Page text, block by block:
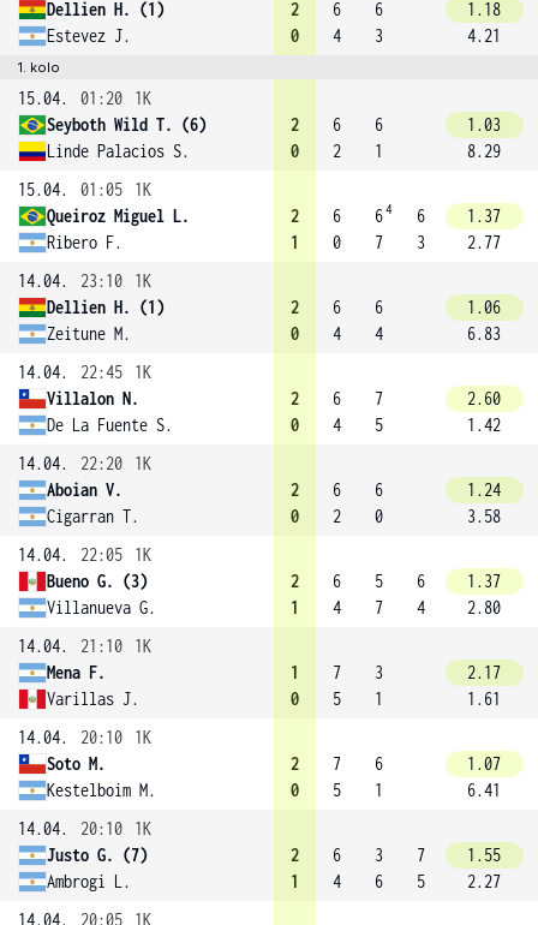
Dellien H. (1)
Estevez J.
2
0
6
4
6
3
1.18
4.21
1. kolo
15.04. 01:20
1K
Seyboth Wild T. (6)
Linde Palacios S.
2
0
6
2
6
1
1.03
8.29
15.04.
01:05
1K
Queiroz Miguel L.
Ribero F.
2
1
6
0
64
7
6
3
1.37
2.77
14.04.
23:10
1K
Dellien H. (1)
Zeitune M.
2
0
6
4
6
4
1.06
6.83
14.04.
22:45
1K
Villalon N.
De La Fuente S.
2
0
6
4
7
5
2.60
1.42
14.04.
22:20
1K
Aboian V.
Cigarran T.
2
0
6
2
6
0
1.24
3.58
14.04.
22:05
1K
Bueno G. (3)
Villanueva G.
2
1
6
4
5
7
6
4
1.37
2.80
14.04.
21:10
1K
Mena F.
Varillas J.
1
0
7
5
3
1
2.17
1.61
14.04.
20:10
1K
Soto M.
Kestelboim M.
2
0
7
5
6
1
1.07
6.41
14.04.
20:10
1K
Justo G. (7)
Ambrogi L.
2
1
6
4
3
6
7
5
1.55
2.27
14.04.
20:05 1K